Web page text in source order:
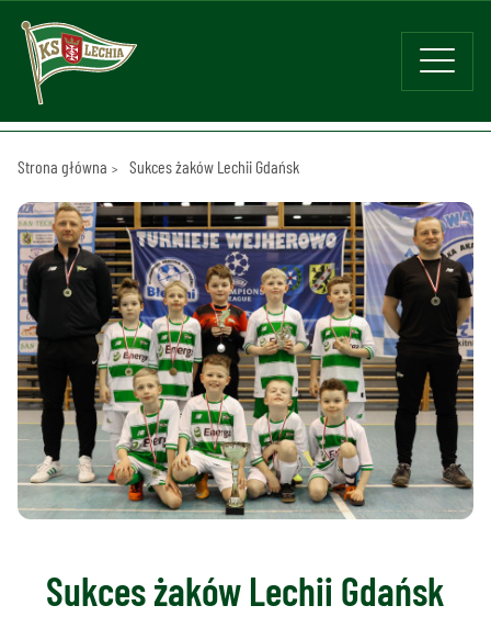
Strona główna Sukces żaków Lechii Gdańsk
Sukces żaków Lechii Gdańsk